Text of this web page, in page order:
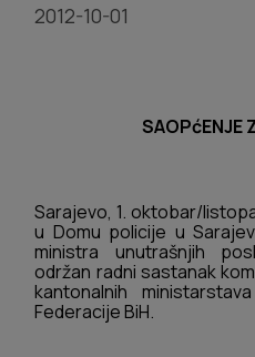
2012-10-01
SAOPćENJE
Sarajevo, 1. oktobar/
u Domu policije u
ministra unutrašnjih
održan radni sastanak
kantonalnih
Federacije BiH.